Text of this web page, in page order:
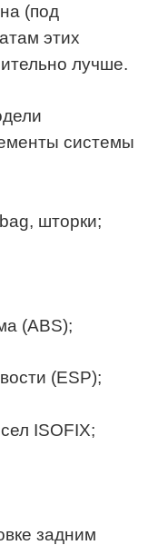
(под
этих
лучше.
системы
шторки;
(ABS);
(ESP);
ISOFIX;
задним